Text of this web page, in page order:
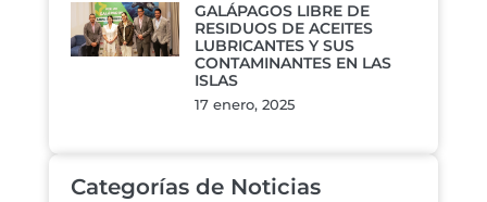
GALÁPAGOS LIBRE DE
RESIDUOS DE ACEITES
LUBRICANTES Y SUS
CONTAMINANTES EN LAS
ISLAS
17 enero, 2025
Categorías de Noticias